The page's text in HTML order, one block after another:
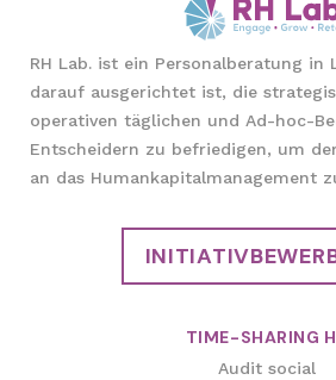
RH Lab. ist ein Personalberatung in
darauf ausgerichtet ist, die
operativen täglichen und Ad-hoc-
Entscheidern zu befriedigen, um
an das Humankapitalmanagement
TIME-SHARING
Audit social